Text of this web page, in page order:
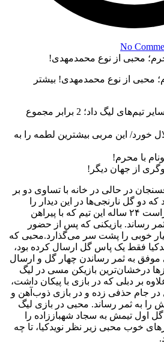
No
محبی از نوع محمدمهدی! بیشتر
درسی که محرم به سایر تیم‌های لیگ داد؛ 2 برابر مجموع
خورد/ این مربی بیشترین لطمه را به
با محرم!
از جهان دیگر!
در حالی در خانه با تساوی دو بر
دو گل نارنجی‌ها در این دیدار را
محمدمهدی محبی، وینگر راست ۲۴ ساله این تیم که با پیراهن
به ثمر رساند. بازیکنی که پس از حضور
خوبی را پشت سر می‌گذارد.محبی که
فقط یک پاس گل ارسال کرده بود،
به ثمر رساندن چهار گل و ارسال
درخشان‌ترین بازیکن مسی در لیگ
۲۴ ساله علاوه بر دبلی که در بازی با پیکان داشت،
در جام حذفی زده و در بازی ذوب‌آهن و
به ثمر رساند. محبی در بازی لیگ
اول تیمش به سجاد شهباززاده را
خوب محبی زیر نظر نویدکیا، تا چه